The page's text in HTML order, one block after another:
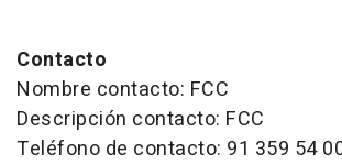
Contacto
Nombre contacto: FCC
Descripción contacto: FCC
Teléfono de contacto: 91 359 54